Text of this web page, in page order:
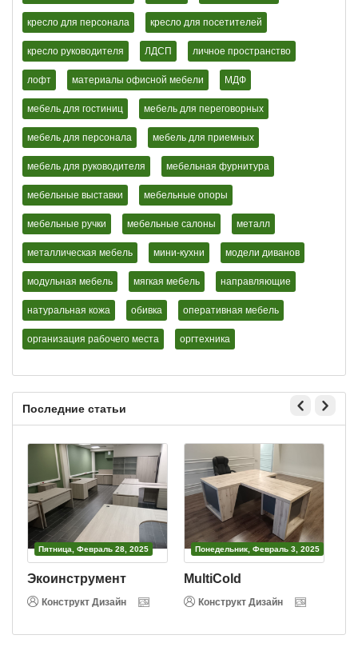
кресло для персонала кресло для посетителей
кресло руководителя ЛДСП личное пространство
лофт материалы офисной мебели МДФ
мебель для гостиниц мебель для переговорных
мебель для персонала мебель для приемных
мебель для руководителя мебельная фурнитура
мебельные выставки мебельные опоры
мебельные ручки мебельные салоны металл
металлическая мебель мини-кухни модели диванов
модульная мебель мягкая мебель направляющие
натуральная кожа обивка оперативная мебель
организация рабочего места оргтехника
Последние статьи
Пятница, Февраль 28, 2025
Экоинструмент
Конструкт Дизайн
Понедельник, Февраль 3, 2025
MultiCold
Конструкт Дизайн